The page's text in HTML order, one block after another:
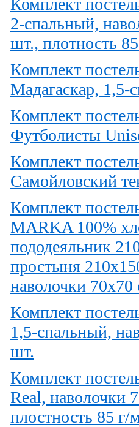
2-спальный,
шт., плотность
Комплект
Мадагаскар, 1,5-
Комплект
Футболисты
Комплект
Самойловский
Комплект
MARKA 100%
пододеяльник
простыня
наволочки
Комплект
1,5-спальный,
шт.
Комплект
Real, наволочки
плостность 85 г/